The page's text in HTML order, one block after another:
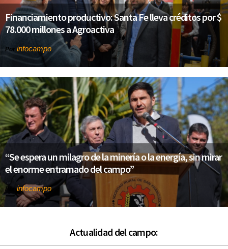
Financiamiento productivo: Santa Fe lleva créditos por $
78.000 millones a Agroactiva
Por infocampo
“Se espera un milagro de la minería o la energía, sin mirar
el enorme entramado del campo”
Por infocampo
Actualidad del campo: